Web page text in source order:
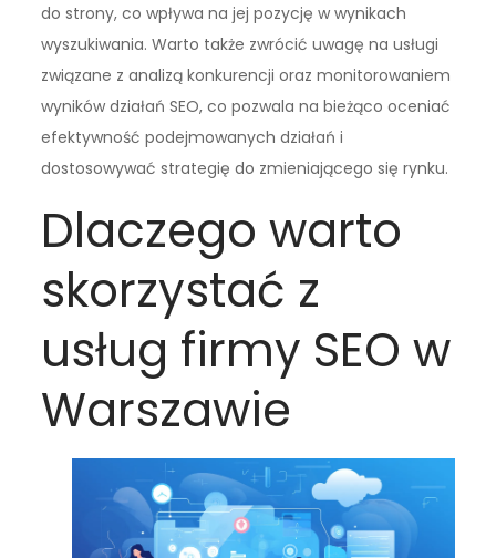
do strony, co wpływa na jej pozycję w wynikach
wyszukiwania. Warto także zwrócić uwagę na usługi
związane z analizą konkurencji oraz monitorowaniem
wyników działań SEO, co pozwala na bieżąco oceniać
efektywność podejmowanych działań i
dostosowywać strategię do zmieniającego się rynku.
Dlaczego warto
skorzystać z
usług firmy SEO w
Warszawie